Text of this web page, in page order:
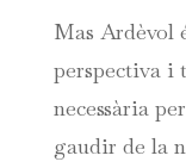
Mas Ardèvol
perspectiva i
necessària
gaudir de la